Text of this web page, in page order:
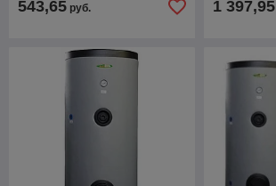
543,65 руб. 1 397,95